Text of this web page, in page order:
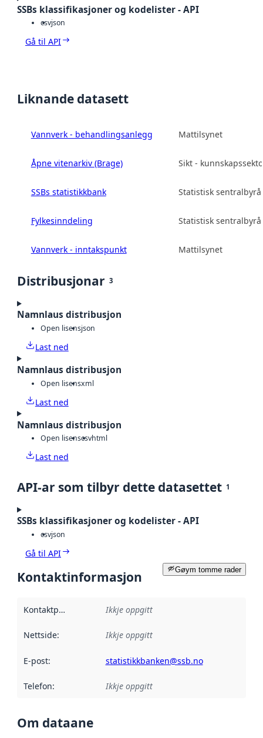
SSBs klassifikasjoner og kodelister - API
csvjson
Gå til API
Liknande datasett
Vannverk - behandlingsanlegg Mattilsynet
Åpne vitenarkiv (Brage) Sikt -
SSBs statistikkbank Statistisk sentralbyrå
Fylkesinndeling Statistisk sentralbyrå
Vannverk - inntakspunkt Mattilsynet
Distribusjonar 3
Namnlaus distribusjon
Open lisensjson
Last ned
Namnlaus distribusjon
Open lisensxml
Last ned
Namnlaus distribusjon
Open lisenscsvhtml
Last ned
API-ar som tilbyr dette datasettet 1
SSBs klassifikasjoner og kodelister - API
csvjson
Gå til API
Gøym tomme rader
Kontaktinformasjon
Kontaktpunkt Ikkje oppgitt
Nettside: Ikkje oppgitt
E-post: statistikkbanken@ssb.no
Telefon: Ikkje oppgitt
Om dataane